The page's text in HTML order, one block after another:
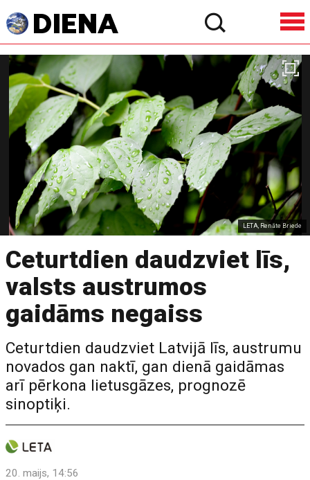
LETA, Renāte Briede
Ceturtdien daudzviet līs,
valsts austrumos
gaidāms negaiss
Ceturtdien daudzviet Latvijā līs, austrumu
novados gan naktī, gan dienā gaidāmas
arī pērkona lietusgāzes, prognozē
sinoptiķi.
20. maijs, 14:56